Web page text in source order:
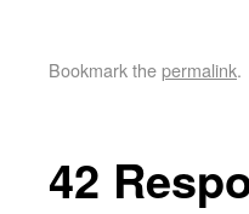
Bookmark thepermalink.
42